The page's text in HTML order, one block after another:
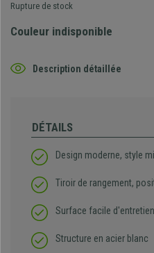
Rupture de stock
Couleur indisponible
Description détaillée
DÉTAILS
Design moderne, style
Tiroir de rangement,
Surface facile d'entretien
Structure en acier blanc